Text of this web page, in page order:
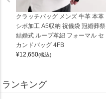
クラッチバッグ メンズ 牛革 本革
シボ加工 A5収納 祝儀袋 冠婚葬祭
結婚式 ループ革紐 フォーマル セ
カンドバッグ 4FB
¥12,650(税込)
ランキング